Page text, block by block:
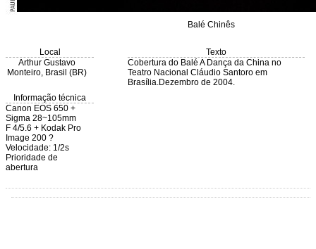
Balé Chinês
Local
Arthur Gustavo
Monteiro, Brasil (BR)
Informação técnica
Canon EOS 650 +
Sigma 28~105mm
F 4/5.6 + Kodak Pro
Image 200 ?
Velocidade: 1/2s
Prioridade de
abertura
Texto
Cobertura do Balé A Dança da China no
Teatro Nacional Cláudio Santoro em
Brasília.Dezembro de 2004.